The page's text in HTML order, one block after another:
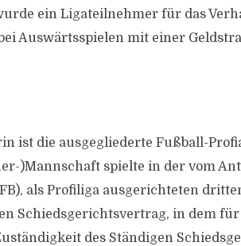
ein Ligateilnehmer für das
Auswärtsspielen mit einer
ist die ausgegliederte Fußball-
)Mannschaft spielte in der vom
als Profiliga ausgerichteten
Schiedsgerichtsvertrag, in dem
des Ständigen